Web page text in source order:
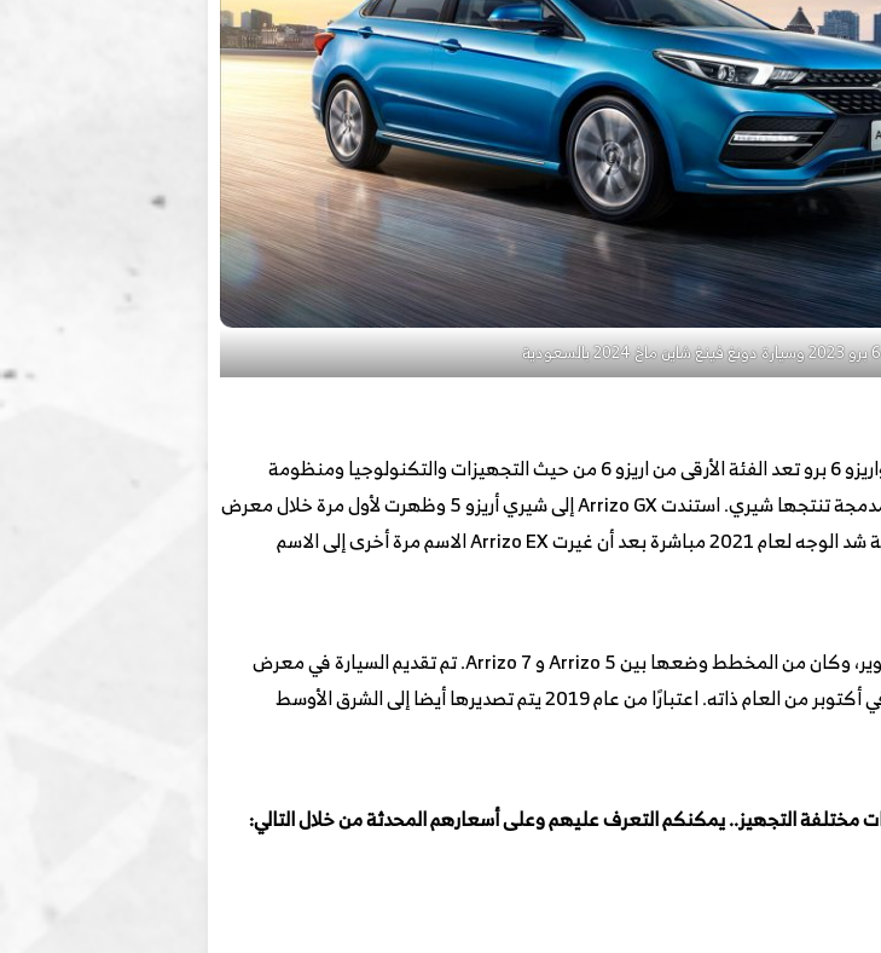
شيري أريزو 6 برو تشارك نفس منصة اريزو 5 وتعتبر نسخة أعلى منها، واريزو 6 برو تعد الفئة الأرقى من اريزو 6 من حيث التجهيزات والتكنولوجيا ومنظومة
الحركة. شيري أريزو 5 بلس أو سابقا، شيري أريزو GX هي سيارة سيدان مدمجة تنتجها شيري. استندت Arrizo GX إلى شيري أريزو 5 وظهرت لأول مرة خلال معرض
بكين للسيارات 2018. تم تغيير اسم GX لاحقا إلى Arrizo 5 Plus لعملية شد الوجه لعام 2021 مباشرة بعد أن غيرت Arrizo EX الاسم مرة أخرى إلى الاسم
كانت شيري أريزو GX تعرف سابقا باسم شيري أريزو 6 خلال مرحلة التطوير، وكان من المخطط وضعها بين Arrizo 5 و Arrizo 7. تم تقديم السيارة في معرض
بكين للسيارات 2018 في أبريل 2018 بينما بدأت المبيعات في الصين في أكتوبر من العام ذاته. اعتبارًا من عام 2019 يتم تصديرها أيضا إلى الشرق الأوسط
التجهيز.. يمكنكم التعرف عليهم وعلى أسعارهم المحدثة من خلال التالي: